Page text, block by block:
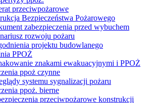
przeciwpożarowe
Bezpieczeństwa Pożarowego
zabezpieczenia przed wybuchem
rozwoju pożaru
projektu budowlanego
PPOŻ
znakami ewakuacyjnymi i PPOŻ
ppoż czynne
systemu sygnalizacji pożaru
ppoż. bierne
przeciwpożarowe konstrukcji